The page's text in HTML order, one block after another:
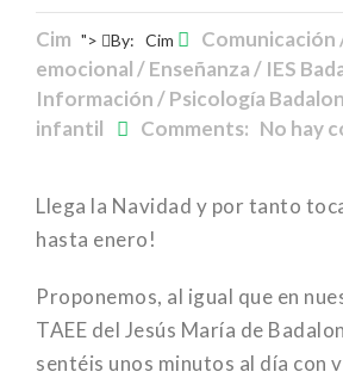
Cim "> By: Cim
Comunicación
emocional / Enseñanza / IES
Información / Psicología
infantil
Comments: No hay
Llega la Navidad y por tanto
hasta enero!
Proponemos, al igual que en
TAEE del Jesús María de
sentéis unos minutos al día con